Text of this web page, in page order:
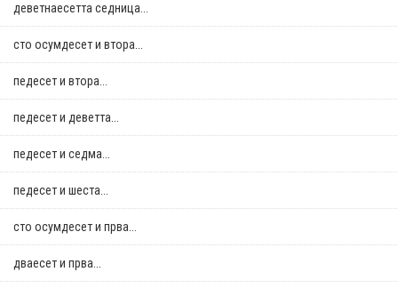
деветнаесетта седница...
сто осумдесет и втора...
педесет и втора...
педесет и деветта...
педесет и седма...
педесет и шеста...
сто осумдесет и прва...
дваесет и прва...